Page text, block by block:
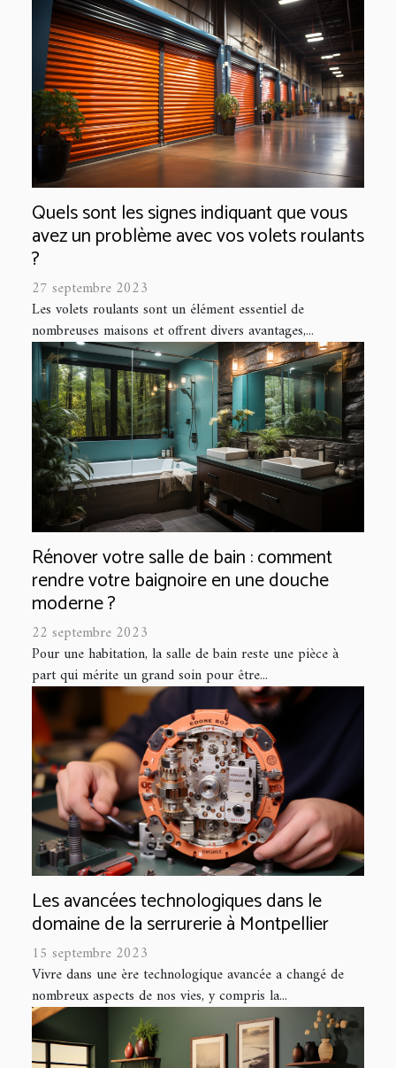
Quels sont les signes indiquant que vous
avez un problème avec vos volets roulants
?
27 septembre 2023
Les volets roulants sont un élément essentiel de
nombreuses maisons et offrent divers avantages,...
Rénover votre salle de bain : comment
rendre votre baignoire en une douche
moderne ?
22 septembre 2023
Pour une habitation, la salle de bain reste une pièce à
part qui mérite un grand soin pour être...
Les avancées technologiques dans le
domaine de la serrurerie à Montpellier
15 septembre 2023
Vivre dans une ère technologique avancée a changé de
nombreux aspects de nos vies, y compris la...